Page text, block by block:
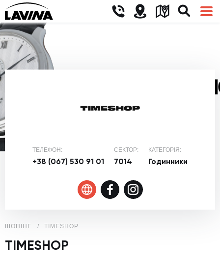
ТЕЛЕФОН:
+38 (067) 530 91 01
СЕКТОР:
7014
КАТЕГОРІЯ:
Годинники
ШОПІНГ TIMESHOP
TIMESHOP